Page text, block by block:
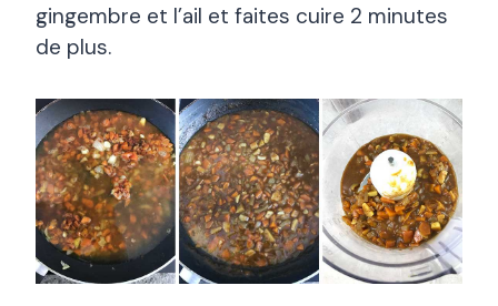
gingembre et l’ail et faites cuire 2 minutes
de plus.